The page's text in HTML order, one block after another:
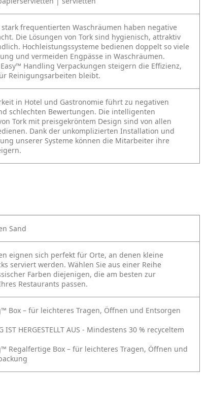
stark frequentierten Waschräumen haben negative
Die Lösungen von Tork sind hygienisch, attraktiv
Hochleistungssysteme bedienen doppelt so viele
und vermeiden Engpässe in Waschräumen.
Handling Verpackungen steigern die Effizienz,
Reinigungsarbeiten bleibt.
in Hotel und Gastronomie führt zu negativen
schlechten Bewertungen. Die intelligenten
Tork mit preisgekröntem Design sind von allen
Dank der unkomplizierten Installation und
unserer Systeme können die Mitarbeiter ihre
Sand
eignen sich perfekt für Orte, an denen kleine
serviert werden. Wählen Sie aus einer Reihe
Farben diejenigen, die am besten zur
Restaurants passen.
Box – für leichteres Tragen, Öffnen und Entsorgen
IST HERGESTELLT AUS - Mindestens 30 % recyceltem
Regalfertige Box – für leichteres Tragen, Öffnen und